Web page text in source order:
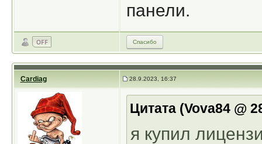
панели.
Спасибо
Cardiag 28.9.2023, 16:37
Цитата (Vova84 @
я купил